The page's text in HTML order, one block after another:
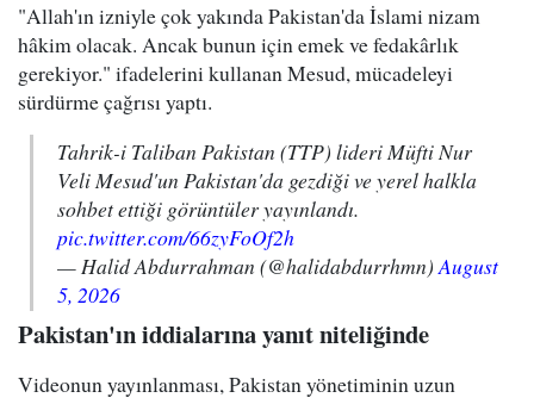
"Allah'ın izniyle çok yakında Pakistan'da İslami nizam
hâkim olacak. Ancak bunun için emek ve fedakârlık
gerekiyor." ifadelerini kullanan Mesud, mücadeleyi
sürdürme çağrısı yaptı.
Tahrik-i Taliban Pakistan (TTP) lideri Müfti Nur
Veli Mesud'un Pakistan'da gezdiği ve yerel halkla
sohbet ettiği görüntüler yayınlandı.
pic.twitter.com/66zyFoOf2h
— Halid Abdurrahman (@halidabdurrhmn)August
5, 2026
Pakistan'ın iddialarına yanıt niteliğinde
Videonun yayınlanması, Pakistan yönetiminin uzun